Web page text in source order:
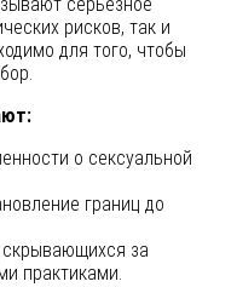
рисков, так и
для того, чтобы
о сексуальной
границ до
за
практиками.